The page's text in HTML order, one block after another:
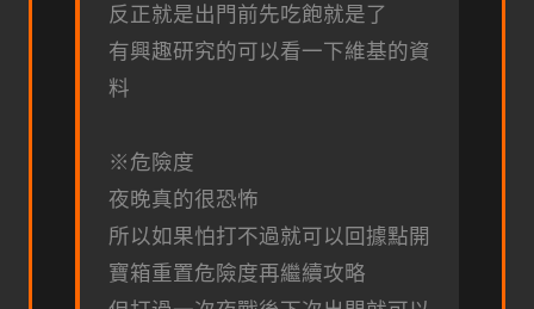
反正就是出門前先吃飽就是了
有興趣研究的可以看一下維基的資
料
※危險度
夜晚真的很恐怖
所以如果怕打不過就可以回據點開
寶箱重置危險度再繼續攻略